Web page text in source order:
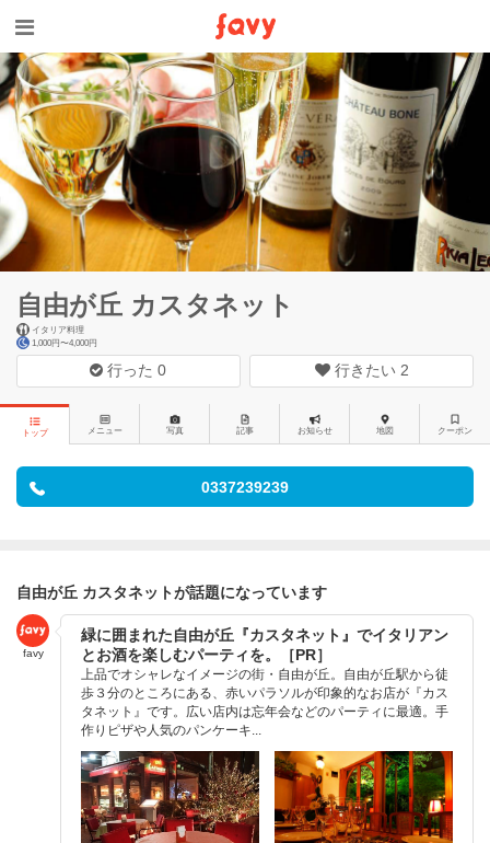
自由が丘 カスタネット
イタリア料理
1,000円〜4,000円
行った0 行きたい 2
トップ メニュー 写真 記事 お知らせ 地図 クーポン
0337239239
自由が丘 カスタネットが話題になっています
favy
緑に囲まれた自由が丘『カスタネット』でイタリアン
とお酒を楽しむパーティを。［PR］
上品でオシャレなイメージの街・自由が丘。自由が丘駅から徒
歩３分のところにある、赤いパラソルが印象的なお店が『カス
タネット』です。広い店内は忘年会などのパーティに最適。手
作りピザや人気のパンケーキ...